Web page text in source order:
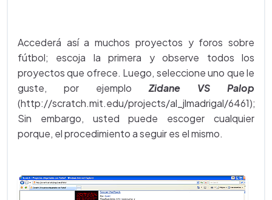
Accederá así a muchos proyectos y foros sobre
fútbol; escoja la primera y observe todos los
proyectos que ofrece. Luego, seleccione uno que le
guste, por ejemploZidane VS Palop
(http://scratch.mit.edu/projects/al_jlmadrigal/6461);
Sin embargo, usted puede escoger cualquier
porque, el procedimiento a seguir es el mismo.